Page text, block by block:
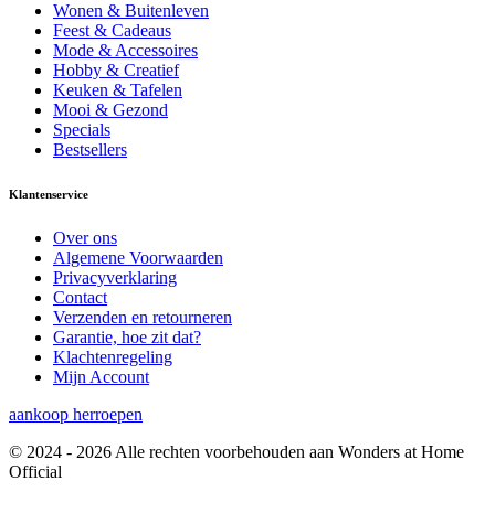
Wonen & Buitenleven
Feest & Cadeaus
Mode & Accessoires
Hobby & Creatief
Keuken & Tafelen
Mooi & Gezond
Specials
Bestsellers
Klantenservice
Over ons
Algemene Voorwaarden
Privacyverklaring
Contact
Verzenden en retourneren
Garantie, hoe zit dat?
Klachtenregeling
Mijn Account
aankoop herroepen
© 2024 - 2026 Alle rechten voorbehouden aan Wonders at Home
Official